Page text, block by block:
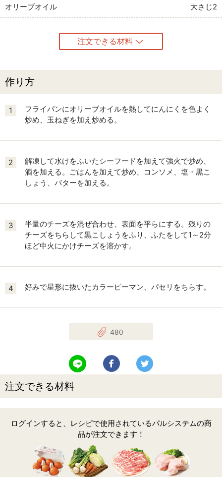
オリーブオイル 大さじ2
注文できる材料
作り方
1
フライパンにオリーブオイルを熱してにんにくを色よく
炒め、玉ねぎを加え炒める。
2
解凍して水けをふいたシーフードを加えて強火で炒め、
酒を加える。ごはんを加えて炒め、コンソメ、塩・黒こ
しょう、バターを加える。
3
半量のチーズを混ぜ合わせ、表面を平らにする。残りの
チーズをちらして黒こしょうをふり、ふたをして1～2分
ほど中火にかけチーズを溶かす。
4 好みで星形に抜いたカラーピーマン、パセリをちらす。
480
LINEで送る Facebookでシェアする
注文できる材料
ログインすると、レシピで使用されているパルシステムの商
品が注文できます！